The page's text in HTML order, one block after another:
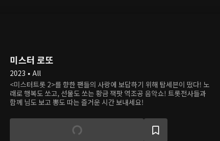
미스터 로또
2023 • All
<미스터트롯 2>를 향한 팬들의 사랑에 보답하기 위해 탑세븐이 떴다! 노
래로 행복도 쏘고, 선물도 쏘는 황금 잭팟 역조공 음악쇼! 트롯전사들과
함께 님도 보고 뽕도 따는 즐거운 시간 보내세요!